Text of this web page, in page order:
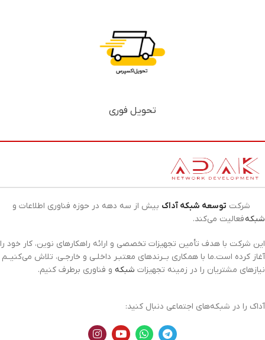
تحویل فوری
شرکت توسعه شبکه آداک بیش از سه دهه در حوزه فناوری اطلاعات و
شبکهفعالیت می‌کند.
این شرکت با هدف تأمین تجهیزات تخصصی و ارائه راهکارهای نوین، کار خود را
آغاز کرده است.ما با همکاری بــرندهای معتبـر داخلـی و خارجـی، تلاش می‌کنیــم
نیازهای مشتریان را در زمینه تجهیزات شبکه و فناوری برطرف کنیم.
آداک را در شبکه‌های اجتماعی دنبال کنید: